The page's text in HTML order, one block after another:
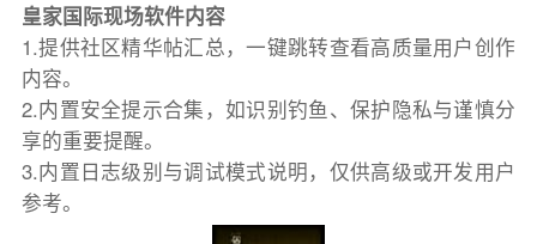
皇家国际现场软件内容
1.提供社区精华帖汇总，一键跳转查看高质量用户创作
内容。
2.内置安全提示合集，如识别钓鱼、保护隐私与谨慎分
享的重要提醒。
3.内置日志级别与调试模式说明，仅供高级或开发用户
参考。